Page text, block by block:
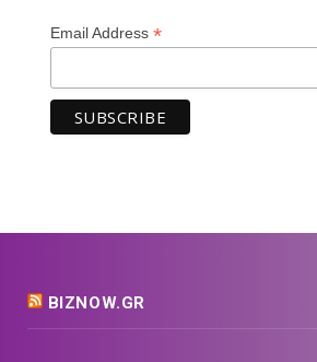
Email Address *
BIZNOW.GR